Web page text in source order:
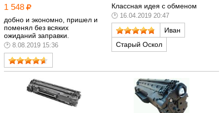
1 548
добно и экономно, пришел и
поменял без всяких
ожиданий заправки.
8.08.2019 15:36
Классная идея с обменом
16.04.2019 20:47
Иван
Старый Оскол